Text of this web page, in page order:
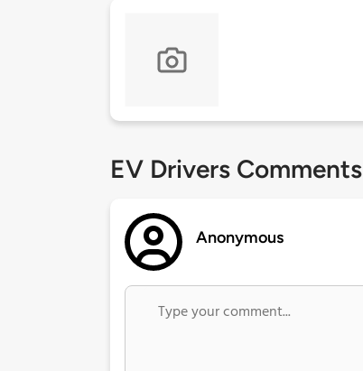
EV Drivers Comments
Anonymous